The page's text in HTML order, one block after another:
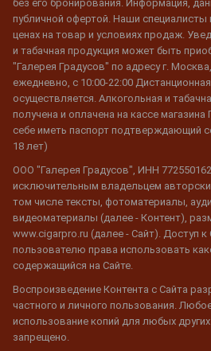
без его бронирования. Информация,
публичной офертой. Наши специалисты
ценах на товар и условиях продаж.
и табачная продукция может быть
"Галерея Градусов" по адресу г.
ежедневно, с 10:00-22:00
осуществляется. Алкогольная и
получена и оплачена на кассе
себе иметь паспорт подтверждающий
18 лет)
ООО "Галерея Градусов", ИНН
исключительным владельцем
том числе тексты, фотоматериалы,
видеоматериалы (далее - Контент),
www.cigarpro.ru (далее - Сайт). Доступ к
пользователю права использовать
содержащийся на Сайте.
Воспроизведение Контента с Сайта
частного и личного пользования.
использование копий для любых других
запрещено.